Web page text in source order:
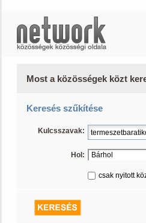
Most a közösségek közt
Keresés szűkítése
Kulcsszavak:
Hol:
csak nyitott